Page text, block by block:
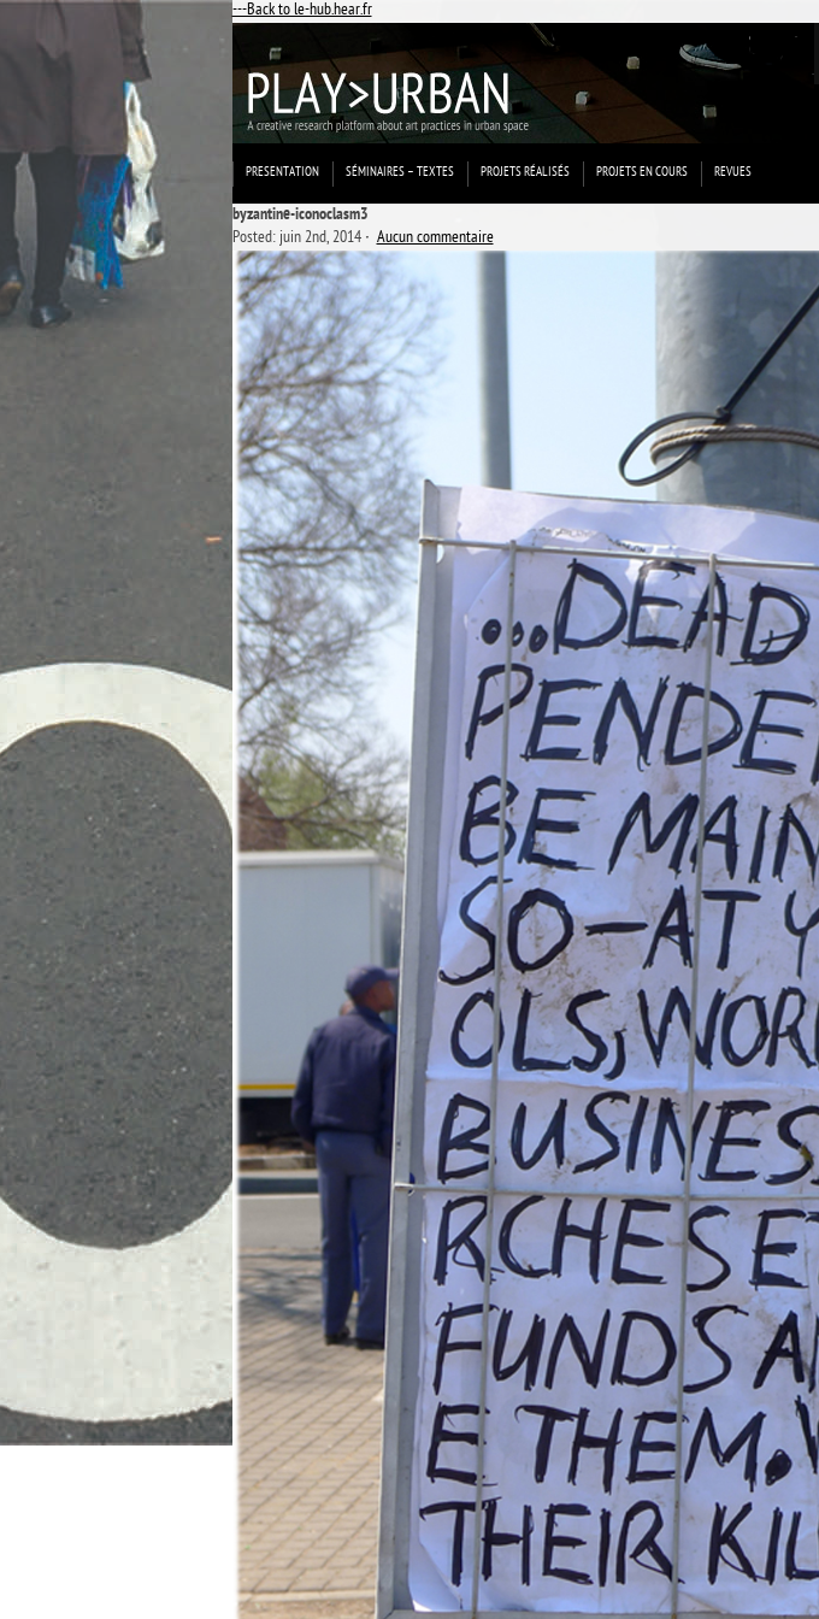
---Back to le-hub.hear.fr
PRESENTATION SÉMINAIRES – TEXTES PROJETS RÉALISÉS PROJETS EN COURS REVUES
byzantine-iconoclasm3
Posted: juin 2nd, 2014 ˑAucun commentaire